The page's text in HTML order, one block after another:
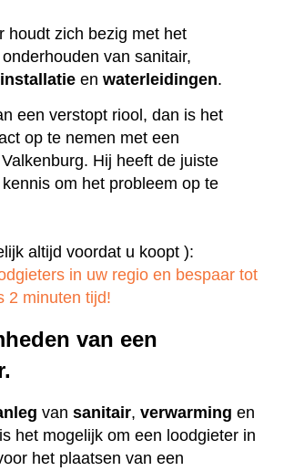
houdt zich bezig met het
van sanitair,
en waterleidingen.
een verstopt riool, dan is het
op te nemen met een
Hij heeft de juiste
om het probleem op te
altijd voordat u koopt ):
in uw regio en bespaar tot
2 minuten tijd!
van een
van sanitair, verwarming en
is het mogelijk om een loodgieter in
het plaatsen van een